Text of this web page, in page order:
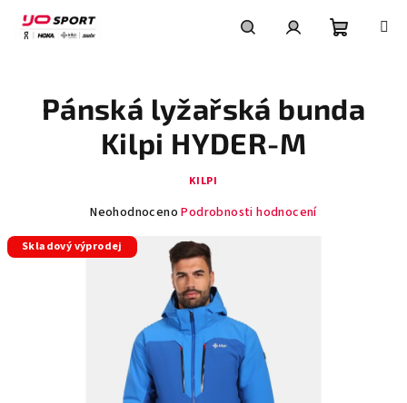
obsah
košík
Pánská lyžařská bunda
Kilpi HYDER-M
KILPI
Průměrné
produktu
hvězdiček.
Neohodnoceno Podrobnosti hodnocení
Skladový výprodej